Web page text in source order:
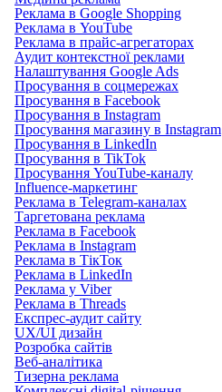
Реклама в Google Shopping
Реклама в YouTube
Реклама в прайс-агрегаторах
Аудит контекстної реклами
Налаштування Google Ads
Просування в соцмережах
Просування в Facebook
Просування в Instagram
Просування магазину в Instagram
Просування в LinkedIn
Просування в TikTok
Просування YouTube-каналу
Influence-маркетинг
Реклама в Telegram-каналах
Таргетована реклама
Реклама в Facebook
Реклама в Instagram
Реклама в ТікТок
Реклама в LinkedIn
Реклама у Viber
Реклама в Threads
Експрес-аудит сайту
UX/UI дизайн
Розробка сайтів
Веб-аналітика
Тизерна реклама